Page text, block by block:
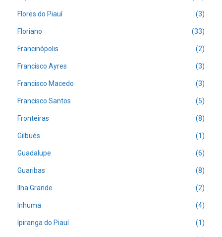
Flores do Piauí (3)
Floriano (33)
Francinópolis (2)
Francisco Ayres (3)
Francisco Macedo (3)
Francisco Santos (5)
Fronteiras (8)
Gilbués (1)
Guadalupe (6)
Guaribas (8)
Ilha Grande (2)
Inhuma (4)
Ipiranga do Piauí (1)